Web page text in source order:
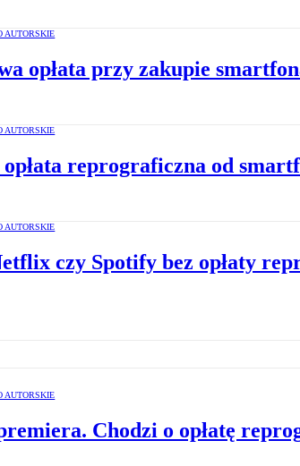
AUTORSKIE
opłata przy zakupie
AUTORSKIE
reprograficzna od
AUTORSKIE
czy Spotify bez opłaty
AUTORSKIE
Chodzi o opłatę